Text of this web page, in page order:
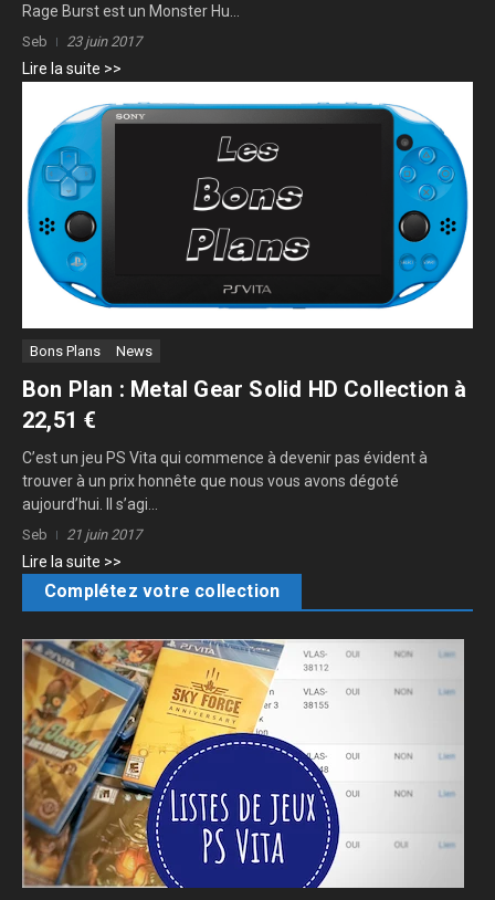
Rage Burst est un Monster Hu...
Seb 23 juin 2017
Lire la suite >>
Bons Plans News
Bon Plan : Metal Gear Solid HD Collection à
22,51 €
C’est un jeu PS Vita qui commence à devenir pas évident à
trouver à un prix honnête que nous vous avons dégoté
aujourd’hui. Il s’agi...
Seb 21 juin 2017
Lire la suite >>
Complétez votre collection